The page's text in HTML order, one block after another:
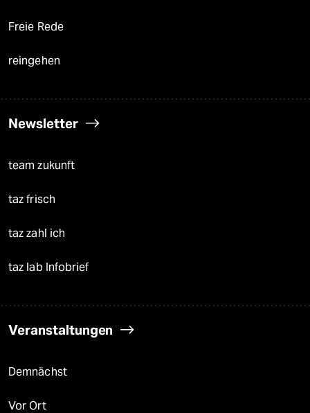
Freie Rede
reingehen
Newsletter
team zukunft
taz frisch
taz zahl ich
taz lab Infobrief
Veranstaltungen
Demnächst
Vor Ort